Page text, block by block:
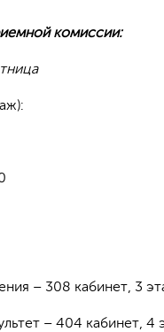
комиссии:
– 308 кабинет, 3
– 404 кабинет, 4